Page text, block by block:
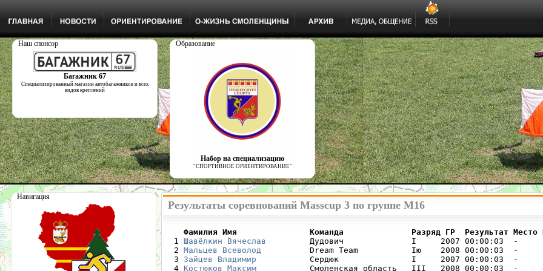
Наш спонсор
Багажник 67
Специализированный магазин автобагажников и всех
видов креплений
Образование
Набор на специализацию
"СПОРТИВНОЕ ОРИЕНТИРОВАНИЕ"
Навигация
Результаты соревнований Masscup 3 по группе М16
Фамилия Имя               Команда              Разряд ГР  Результат Место
1 Шавёлкин Вячеслав
         Дудович              I     2007 00:00:03  -
  2
Мальцев Всеволод
          Dream Team           Iю    2008 00:00:03  -
  3
Зайцев Владимир
           Сердюк               I     2007 00:00:03  -
  4
Костюков Максим
           Смоленская область   III   2008 00:00:03  -